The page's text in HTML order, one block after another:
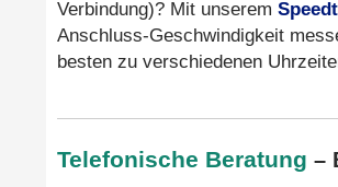
Verbindung)? Mit unserem
Anschluss-Geschwindigkeit
besten zu verschiedenen
Telefonische Beratung –